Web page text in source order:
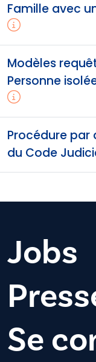
Famille avec
Modèles
Personne
Procédure par
du Code
Jobs
Se